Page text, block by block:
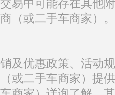
易中可能存在其他
（或二手车商家）。
及优惠政策、活动
或二手车商家）提